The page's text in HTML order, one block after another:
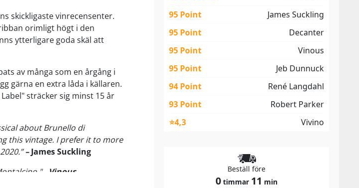
skickligaste vinrecensenter.
orimligt högt i den
ytterligare goda skäl att
av många som en årgång i
gärna en extra låda i källaren.
sträcker sig minst 15 år
about Brunello di
this vintage. I prefer it to more
–James Suckling
-
Vinous
95 Point
James Suckling
95 Point
Decanter
95 Point
Vinous
95 Point
Jeb Dunnuck
94 Point
René Langdahl
93 Point
Robert Parker
⭐4,3
Vivino
Beställ före
0 timmar 11 min